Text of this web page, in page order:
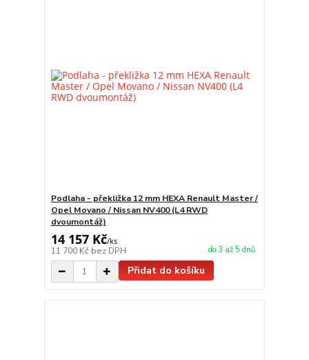
Podlaha - překližka 12 mm HEXA Renault Master /
Opel Movano / Nissan NV400 (L4 RWD
dvoumontáž)
14 157 Kč/ks
11 700 Kč bez DPH do 3 až 5 dnů
Přidat do košíku